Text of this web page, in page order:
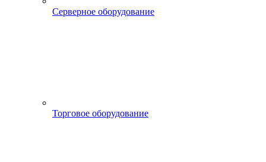
Серверное оборудование
Торговое оборудование